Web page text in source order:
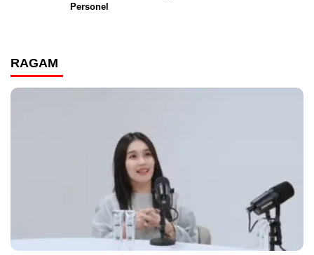
Personel
RAGAM